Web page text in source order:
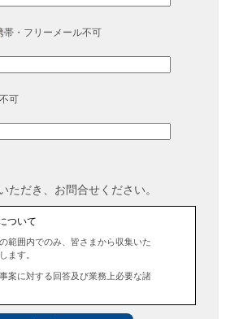
帯・フリーメール不可
可
ただき、お問合せください。
ついて
範囲内でのみ、皆さまから収集いた
ます。
案に対する回答及び業務上必要な諸